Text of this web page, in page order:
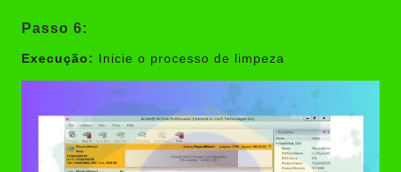
Passo 6:
Execução: Inicie o processo de limpeza